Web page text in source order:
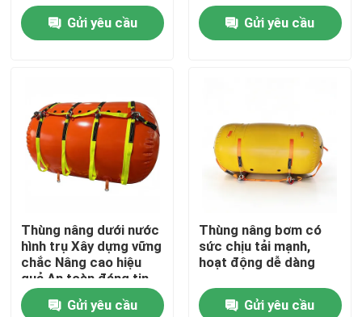
Nhà
Video
Về chúng tôi
Tham quan nhà máy
Kiểm soát chất lượng
Gửi yêu cầu
Gửi yêu cầu
Thùng nâng dưới nước
hình trụ Xây dựng vững
chắc Nâng cao hiệu
quả An toàn đáng tin
cậy
Gửi yêu cầu
Thùng nâng bơm có
sức chịu tải mạnh,
hoạt động dễ dàng
Gửi yêu cầu